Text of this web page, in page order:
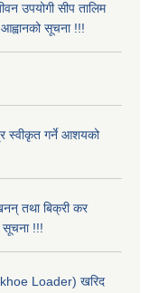
उपयोगी सीप तालिम
सूचना !!!
स्वीकृत गर्ने आशयको
तथा बिक्री कर
सूचना !!!
Loader) खरिद